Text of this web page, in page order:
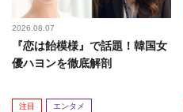
2026.08.07
『恋は飴模様』で話題！韓国女
優ハヨンを徹底解剖
注目 エンタメ